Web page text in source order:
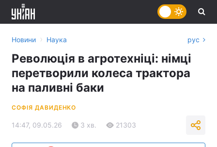
Новини › Наука рус
Революція в агротехніці: німці
перетворили колеса трактора
на паливні баки
СОФІЯ ДАВИДЕНКО
14:47, 09.05.26 3 хв. 21303